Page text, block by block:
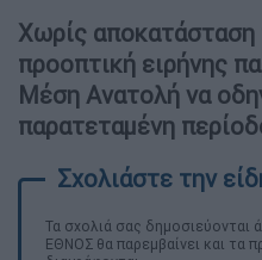
Χωρίς αποκατάσταση
προοπτική ειρήνης
Μέση Ανατολή να
παρατεταμένη
Τα σχολιά σας δημοσιεύονται
ΕΘΝΟΣ θα παρεμβαίνει και τα